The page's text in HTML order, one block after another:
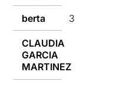
berta 30/01/2018
CLAUDIA
GARCIA
MARTINEZ